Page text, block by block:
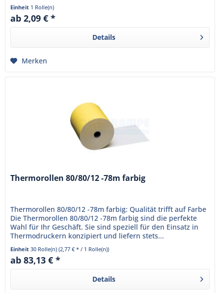
nur...
Einheit 1 Rolle(n)
ab 2,09 € *
Details
Merken
Thermorollen 80/80/12 -78m farbig
Thermorollen 80/80/12 -78m farbig: Qualität trifft auf Farbe
Die Thermorollen 80/80/12 -78m farbig sind die perfekte
Wahl für Ihr Geschäft. Sie sind speziell für den Einsatz in
Thermodruckern konzipiert und liefern stets...
Einheit30 Rolle(n)(2,77 € * / 1 Rolle(n))
ab 83,13 € *
Details